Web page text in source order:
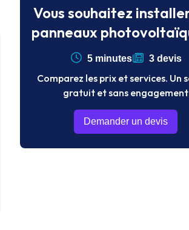
Vous souhaitez
panneaux
5 minutes 3 devis
Comparez les prix et services. Un
gratuit et sans engagement
Demander un devis